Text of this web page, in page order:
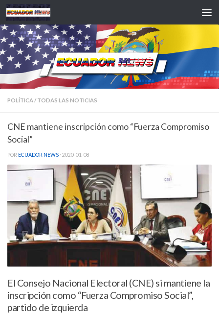
Saltar al contenido
POLÍTICA/ TODAS LAS NOTICIAS
CNE mantiene inscripción como “Fuerza Compromiso
Social”
POR ECUADOR NEWS · 2020-01-08
El Consejo Nacional Electoral (CNE) si mantiene la
inscripción como “Fuerza Compromiso Social”,
partido de izquierda